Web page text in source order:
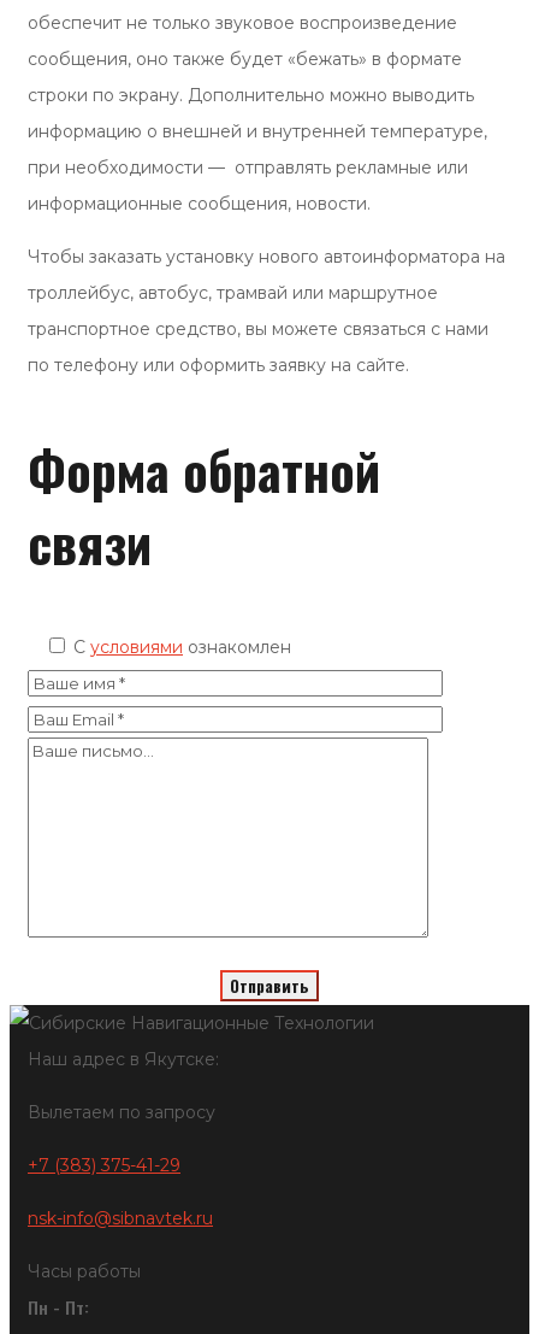
обеспечит не только звуковое воспроизведение
сообщения, оно также будет «бежать» в формате
строки по экрану. Дополнительно можно выводить
информацию о внешней и внутренней температуре,
при необходимости — отправлять рекламные или
информационные сообщения, новости.
Чтобы заказать установку нового автоинформатора на
троллейбус, автобус, трамвай или маршрутное
транспортное средство, вы можете связаться с нами
по телефону или оформить заявку на сайте.
Форма обратной
связи
C условиями ознакомлен
Наш адрес в Якутске:
Вылетаем по запросу
+7 (383) 375-41-29
nsk-info@sibnavtek.ru
Часы работы
Пн - Пт: